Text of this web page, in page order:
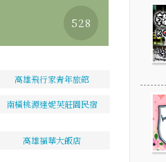
528
高雄飛行家青年旅館
南橫桃源達妮芙莊園民宿
高雄福華大飯店